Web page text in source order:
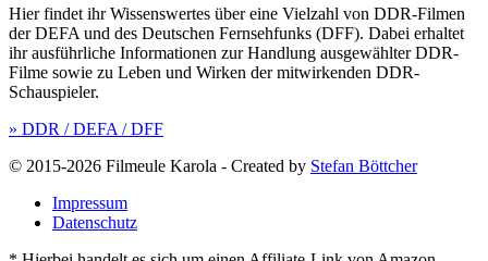
Hier findet ihr Wissenswertes über eine Vielzahl von DDR-Filmen
der DEFA und des Deutschen Fernsehfunks (DFF). Dabei erhaltet
ihr ausführliche Informationen zur Handlung ausgewählter DDR-
Filme sowie zu Leben und Wirken der mitwirkenden DDR-
Schauspieler.
» DDR / DEFA / DFF
© 2015-2026 Filmeule Karola - Created by Stefan Böttcher
Impressum
Datenschutz